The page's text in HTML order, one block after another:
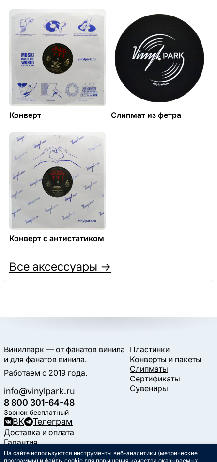
Конверт Слипмат из фетра
Конверт с антистатиком
Все аксессуары →
Винилпарк — от фанатов винила
и для фанатов винила.
Работаем с 2019 года.
info@vinylpark.ru
8 800 301-64-48
Звонок бесплатный
ВК Телеграм
Пластинки
Конверты и пакеты
Слипматы
Сертификаты
Сувениры
Доставка и оплата
Гарантия
Контакты
На сайте используются инструменты веб-аналитики (метрические
программы) и файлы cookie для повышения качества оказываемых